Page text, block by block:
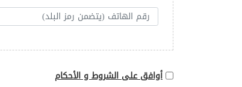
أوافق على الشروط و الأحكام